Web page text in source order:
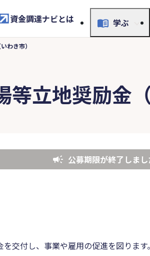
資金調達ナビとは 学ぶ
わき市）
等立地奨励金
公募期限が終了しまし
交付し、事業や雇用の促進を図ります。